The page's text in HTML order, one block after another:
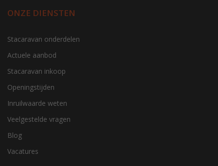
ONZE DIENSTEN
Stacaravan onderdelen
Actuele aanbod
Stacaravan inkoop
Openingstijden
Inruilwaarde weten
Veelgestelde vragen
Blog
Vacatures